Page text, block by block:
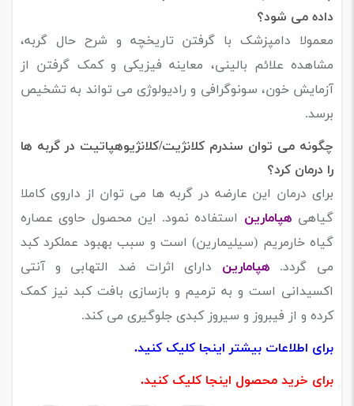
داده می شود؟
معمولا دامپزشک با گرفتن تاریخچه و شرح حال گربه،
مشاهده علائم بالینی، معاینه فیزیکی و کمک گرفتن از
آزمایش خون، سونوگرافی و رادیولوژی می تواند به تشخیص
برسد.
چگونه می توان سندرم کلانژیت/کلانژیوهپاتیت در گربه ها
را درمان کرد؟
برای درمان این عارضه در گربه ها می توان از داروی کاملا
گیاهی هپامارین استفاده نمود. این محصول حاوی عصاره
گیاه خارمریم (سیلیمارین) است و سبب بهبود عملکرد کبد
می گردد. هپامارین
دارای اثرات ضد التهابی و آنتی
اکسیدانی است و به ترمیم و بازسازی بافت کبد نیز کمک
کرده و از فیبروز و سیروز کبدی جلوگیری می کند.
برای اطلاعات بیشتر اینجا کلیک کنید.
برای خرید محصول اینجا کلیک کنید.